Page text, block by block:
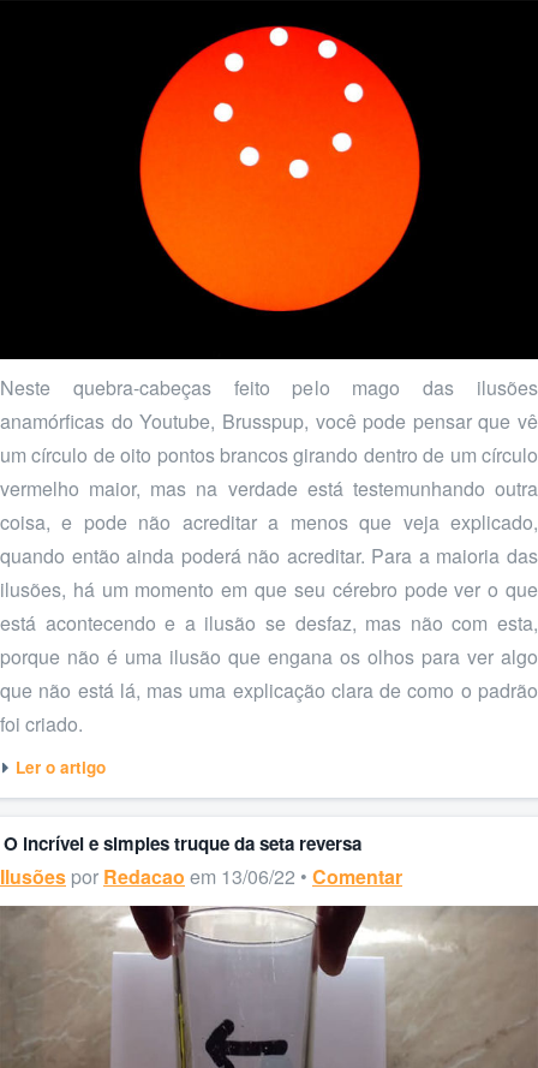
Neste quebra-cabeças feito pelo mago das ilusões
anamórficas do Youtube, Brusspup, você pode pensar que vê
um círculo de oito pontos brancos girando dentro de um círculo
vermelho maior, mas na verdade está testemunhando outra
coisa, e pode não acreditar a menos que veja explicado,
quando então ainda poderá não acreditar. Para a maioria das
ilusões, há um momento em que seu cérebro pode ver o que
está acontecendo e a ilusão se desfaz, mas não com esta,
porque não é uma ilusão que engana os olhos para ver algo
que não está lá, mas uma explicação clara de como o padrão
foi criado.
Ler o artigo
O incrível e simples truque da seta reversa
Ilusões por Redacao em 13/06/22 • Comentar